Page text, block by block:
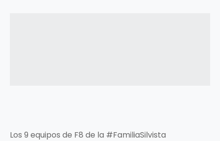
Los 9 equipos de F8 de la #FamiliaSilvista